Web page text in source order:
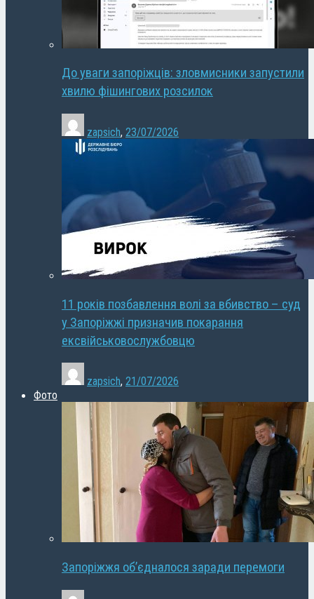
До уваги запоріжців: зловмисники запустили
хвилю фішингових розсилок
zapsich, 23/07/2026
11 років позбавлення волі за вбивство – суд
у Запоріжжі призначив покарання
ексвійськовослужбовцю
zapsich, 21/07/2026
Фото
Запоріжжя об’єдналося заради перемоги